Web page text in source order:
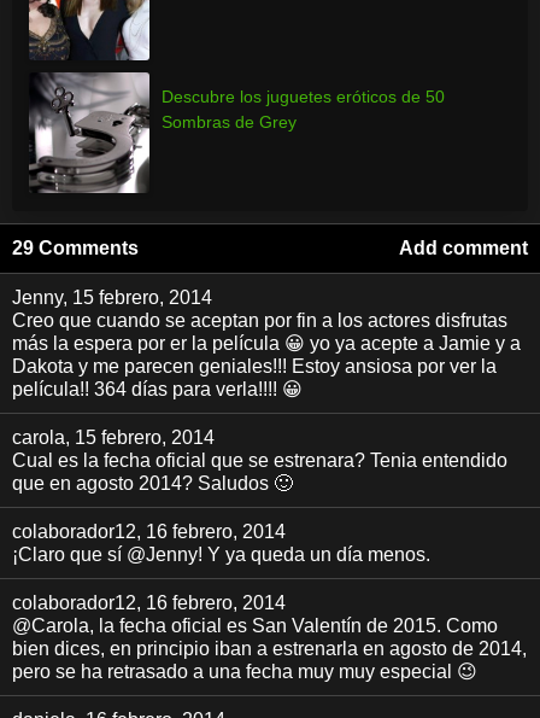
Descubre los juguetes eróticos de 50
Sombras de Grey
29 Comments Add comment
Jenny, 15 febrero, 2014
Creo que cuando se aceptan por fin a los actores disfrutas
más la espera por er la película 😀 yo ya acepte a Jamie y a
Dakota y me parecen geniales!!! Estoy ansiosa por ver la
película!! 364 días para verla!!!! 😀
carola, 15 febrero, 2014
Cual es la fecha oficial que se estrenara? Tenia entendido
que en agosto 2014? Saludos 🙂
colaborador12, 16 febrero, 2014
¡Claro que sí @Jenny! Y ya queda un día menos.
colaborador12, 16 febrero, 2014
@Carola, la fecha oficial es San Valentín de 2015. Como
bien dices, en principio iban a estrenarla en agosto de 2014,
pero se ha retrasado a una fecha muy muy especial 😉